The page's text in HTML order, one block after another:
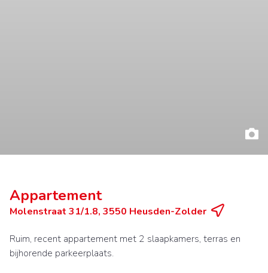
Appartement
Molenstraat 31/1.8, 3550 Heusden-Zolder
Ruim, recent appartement met 2 slaapkamers, terras en
bijhorende parkeerplaats.